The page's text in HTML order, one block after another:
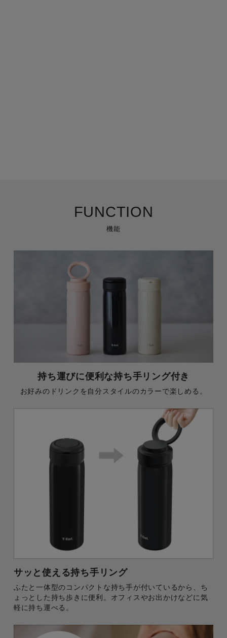
機能
FUNCTION
持ち運びに便利な持ち手リング付き
お好みのドリンクを自分スタイルのカラーで楽しめる。
サッと使える持ち手リング
ふたと一体型のコンパクトな持ち手が付いているから、ち
ょっとした持ち歩きに便利。オフィスやお出かけなどに気
軽に持ち運べる。